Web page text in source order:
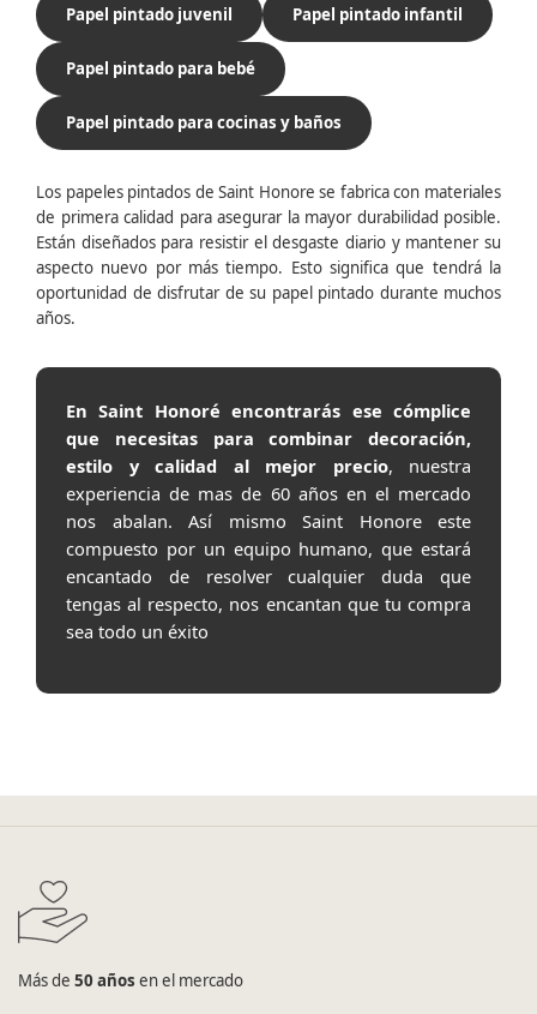
Papel pintado juvenil Papel pintado infantil
Papel pintado para bebé
Papel pintado para cocinas y baños
Los papeles pintados de Saint Honore se fabrica con materiales
de primera calidad para asegurar la mayor durabilidad posible.
Están diseñados para resistir el desgaste diario y mantener su
aspecto nuevo por más tiempo. Esto significa que tendrá la
oportunidad de disfrutar de su papel pintado durante muchos
años.
En Saint Honoré encontrarás ese cómplice
que necesitas para combinar decoración,
estilo y calidad al mejor precio, nuestra
experiencia de mas de 60 años en el mercado
nos abalan. Así mismo Saint Honore este
compuesto por un equipo humano, que estará
encantado de resolver cualquier duda que
tengas al respecto, nos encantan que tu compra
sea todo un éxito
Más de 50 años en el mercado